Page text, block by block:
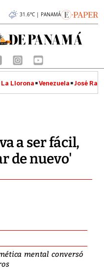
31.6°C | PANAMÁ
La Llorona Venezuela José
a ser fácil,
de nuevo'
mental conversó